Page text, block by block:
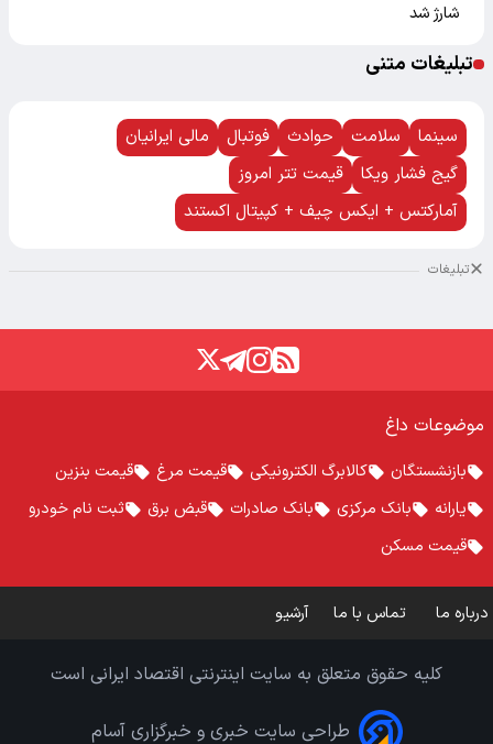
شارژ شد
تبلیغات متنی
سینما سلامت حوادث فوتبال
مالی ایرانیان
گیج فشار ویکا
قیمت تتر امروز
آمارکتس + ایکس چیف + کپیتال اکستند
تبلیغات
موضوعات داغ
بازنشستگان کالابرگ الکترونیکی قیمت مرغ
قیمت بنزین
یارانه
بانک مرکزی بانک صادرات قبض برق
ثبت نام خودرو
قیمت مسکن
درباره ما تماس با ما آرشیو
کلیه حقوق متعلق به سایت اینترنتی اقتصاد ایرانی است
طراحی سایت خبری و خبرگزاری آسام